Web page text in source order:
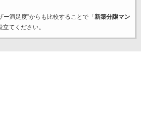
ー満足度”からも比較することで「 新築分譲マン
立てください。